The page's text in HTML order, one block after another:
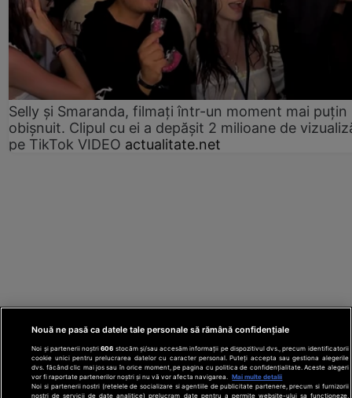
Selly și Smaranda, filmați într-un moment mai puțin
obișnuit. Clipul cu ei a depășit 2 milioane de
pe TikTok VIDEO actualitate.net
Nouă ne pasă ca datele tale personale să rămână confidențiale
Noi și partenerii noștri606 stocăm și/sau accesăm informații pe dispozitivul dvs., precum identificatorii
cookie unici pentru prelucrarea datelor cu caracter personal. Puteți accepta sau gestiona alegerile
dvs. făcând clic mai jos sau în orice moment, pe pagina cu politica de confidențialitate. Aceste alegeri
vor fi raportate partenerilor noștri și nu vă vor afecta navigarea.
Mai multe detalii
Noi si partenerii nostri (retelele de socializare si agentiile de publicitate partenere, precum si furnizorii
nostri de servicii de date analitice) prelucram date pentru a permite website-ului sa functioneze,